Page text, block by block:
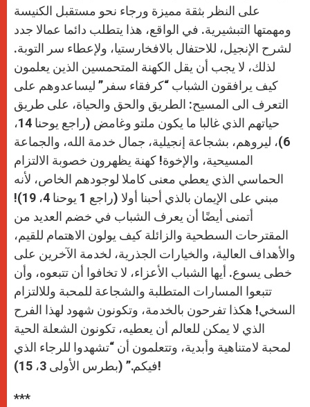
على النظر بثقة مميزة ورجاء نحو مستقبل الكنيسة
ومهمتها التبشيرية. في الواقع، هذا يتطلب دائما عمالا جدد
لشرح الإنجيل، للاحتفال بالافخارستيا، ولإعطاء سر التوبة.
لذلك، لا يجب أن يقل الكهنة المتحمسين الذين يعلمون
كيف يرافقون الشباب “كرفقاء سفر” ليساعدوهم على
التعرف الى المسيح: الطريق والحق والحياة، على طريق
حياتهم الذي غالبا ما يكون ملتو وغامض (راجع يوحنا 14،
6)، ليروهم، بشجاعة إنجيلية، جمال خدمة الله، والجماعة
المسيحية، والإخوة! كهنة يظهرون خصوبة الالتزام
الحماسي الذي يعطي معنى كاملا لوجودهم الخاص، لأنه
مبني على الإيمان بالذي أحبنا أولا (راجع 1 يوحنا 4، 19)!
أتمنى أيضًا أن يعرف الشباب في خضم العديد من
المقترحات السطحية والزائلة كيف يولون الاهتمام للقيم،
والأهداف العالية، والخيارات الجذرية، لخدمة الآخرين على
خطى يسوع. أيها الشباب الأعزاء، لا تخافوا أن تتبعوه، وأن
تتبعوا المسارات المتطلبة والشجاعة للمحبة وللالتزام
السخي! هكذا تفرحون بالخدمة، وتكونون شهود لهذا الفرح
الذي لا يمكن للعالم أن يعطيه، تكونون الشعلة الحية
لمحبة لامتناهية وأبدية، وتتعلمون أن “تشهدوا للرجاء الذي
فيكم.” (بطرس الأولى 3، 15)!
***